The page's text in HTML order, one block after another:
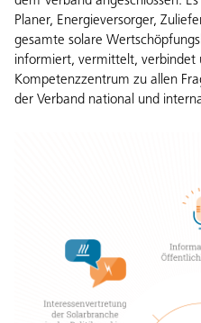
Planer, Energieversorger,
gesamte solare
informiert, vermittelt, verbindet
Kompetenzzentrum zu allen
der Verband national und